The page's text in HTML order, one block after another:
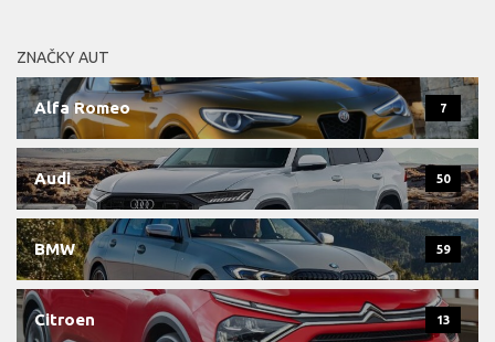
ZNAČKY AUT
Alfa Romeo 7
Audi 50
BMW 59
Citroen 13